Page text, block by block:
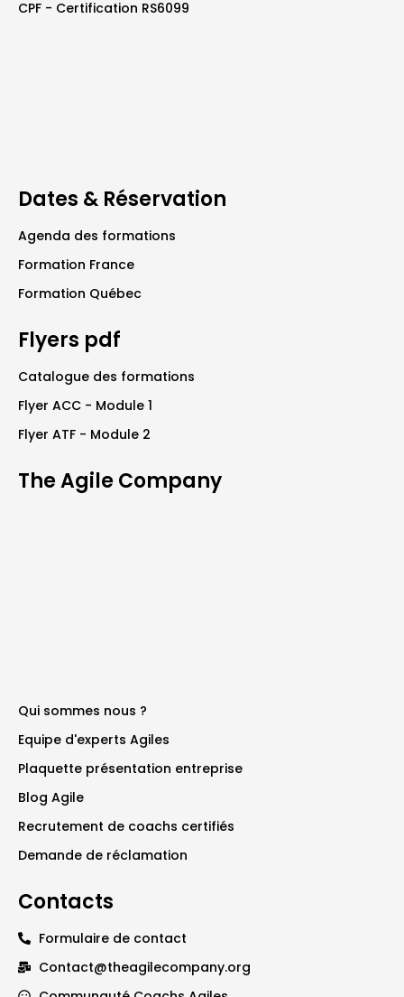
CPF - Certification RS6099
Dates & Réservation
Agenda des formations
Formation France
Formation Québec
Flyers pdf
Catalogue des formations
Flyer ACC - Module 1
Flyer ATF - Module 2
The Agile Company
Qui sommes nous ?
Equipe d'experts Agiles
Plaquette présentation entreprise
Blog Agile
Recrutement de coachs certifiés
Demande de réclamation
Contacts
Formulaire de contact
Contact@theagilecompany.org